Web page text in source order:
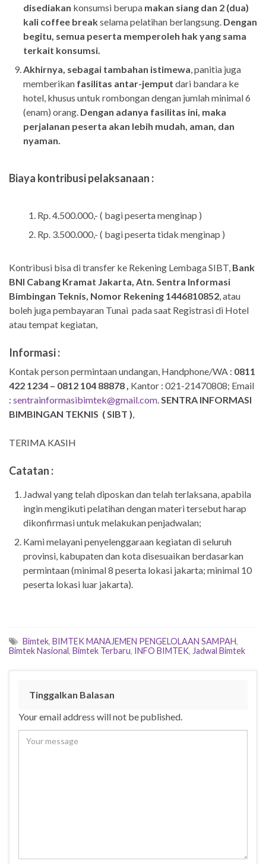
disediakan konsumsi berupa makan siang dan 2 (dua)
kali coffee breakselama pelatihan berlangsung. Dengan
begitu, semua peserta memperoleh hak yang sama
terkait konsumsi.
Akhirnya, sebagai tambahan istimewa, panitia juga
memberikan fasilitas antar-jemput dari bandara ke
hotel, khusus untuk rombongan dengan jumlah minimal 6
(enam) orang. Dengan adanya fasilitas ini, maka
perjalanan peserta akan lebih mudah, aman, dan
nyaman.
Biaya kontribusi pelaksanaan :
Rp. 4.500.000,- ( bagi peserta menginap )
Rp. 3.500.000,- ( bagi peserta tidak menginap )
Kontribusi bisa di transfer ke Rekening Lembaga SIBT, Bank
BNI Cabang Kramat Jakarta, Atn. Sentra Informasi
Bimbingan Teknis, Nomor Rekening 1446810852, atau
boleh juga pembayaran Tunai pada saat Registrasi di Hotel
atau tempat kegiatan,
Informasi :
Kontak person permintaan undangan, Handphone/WA : 0811
422 1234 – 0812 104 88878 , Kantor : 021-21470808; Email
: sentrainformasibimtek@gmail.com.SENTRA INFORMASI
BIMBINGAN TEKNIS (SIBT ),
TERIMA KASIH
Catatan :
Jadwal yang telah diposkan dan telah terlaksana, apabila
ingin mengikuti pelatihan dengan materi tersebut harap
dikonfirmasi untuk melakukan penjadwalan;
Kami melayani penyelenggaraan kegiatan di seluruh
provinsi, kabupaten dan kota disesuaikan berdasarkan
permintaan (minimal 8 peserta lokasi jakarta; minimal 10
peserta lokasi luar jakarta).
Bimtek, BIMTEK MANAJEMEN PENGELOLAAN SAMPAH,
Bimtek Nasional, Bimtek Terbaru, INFO BIMTEK, Jadwal Bimtek
Tinggalkan Balasan
Your email address will not be published.